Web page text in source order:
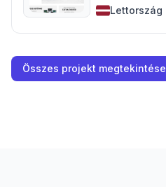
Lettország
Összes projekt megtekintése